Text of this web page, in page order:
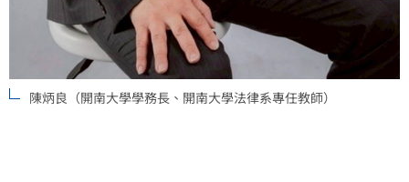
陳炳良（開南大學學務長、開南大學法律系專任教師）